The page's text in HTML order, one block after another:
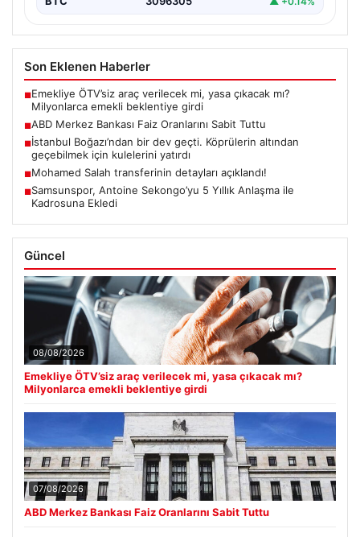
Son Eklenen Haberler
■Emekliye ÖTV’siz araç verilecek mi, yasa çıkacak mı?
Milyonlarca emekli beklentiye girdi
■ABD Merkez Bankası Faiz Oranlarını Sabit Tuttu
■İstanbul Boğazı’ndan bir dev geçti. Köprülerin altından
geçebilmek için kulelerini yatırdı
■Mohamed Salah transferinin detayları açıklandı!
■Samsunspor, Antoine Sekongo’yu 5 Yıllık Anlaşma ile
Kadrosuna Ekledi
Güncel
08/08/2026
Emekliye ÖTV’siz araç verilecek mi, yasa çıkacak mı?
Milyonlarca emekli beklentiye girdi
07/08/2026
ABD Merkez Bankası Faiz Oranlarını Sabit Tuttu